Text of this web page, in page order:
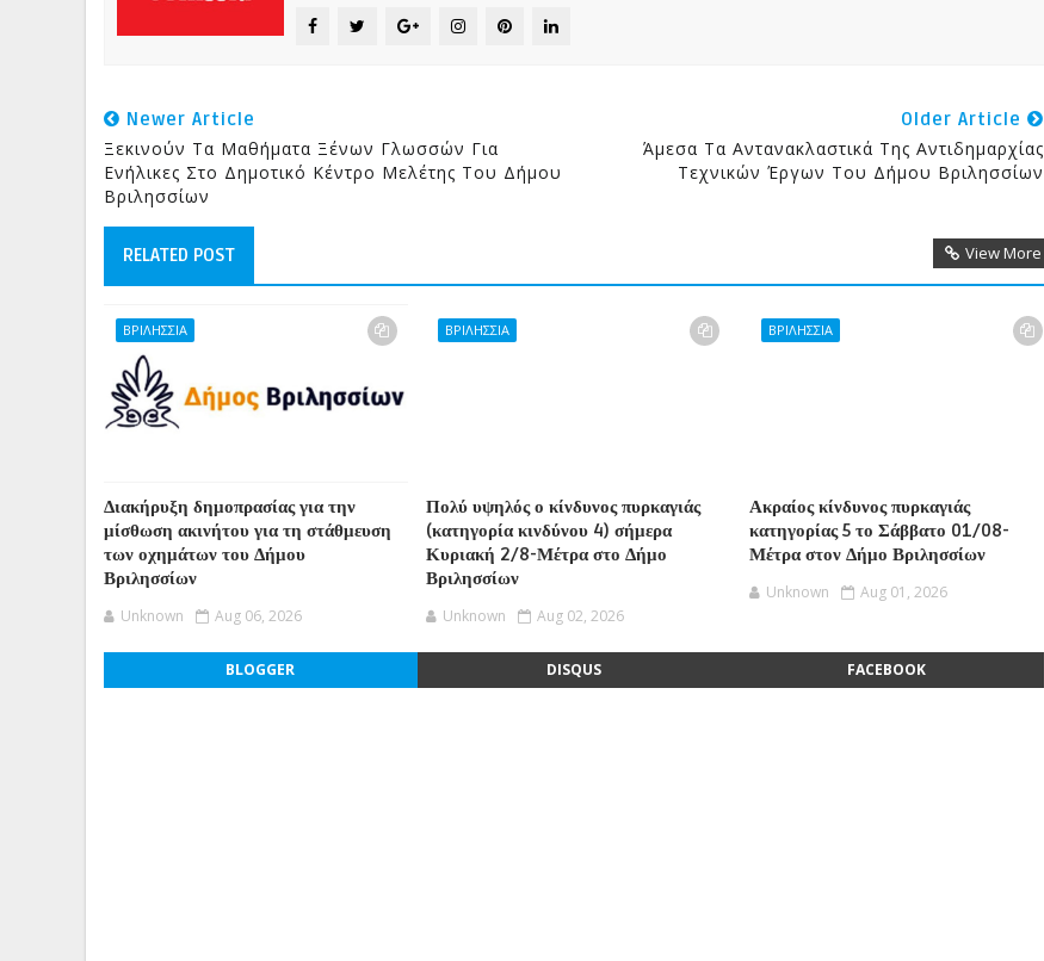
Newer Article
Ξεκινούν Τα Μαθήματα Ξένων Γλωσσών Για
Ενήλικες Στο Δημοτικό Κέντρο Μελέτης Του Δήμου
Βριλησσίων
Older Article
Άμεσα Τα Αντανακλαστικά Της Αντιδημαρχίας
Τεχνικών Έργων Του Δήμου Βριλησσίων
RELATED POST View More
ΒΡΙΛΗΣΣΙΑ
Διακήρυξη δημοπρασίας για την
μίσθωση ακινήτου για τη στάθμευση
των οχημάτων του Δήμου
Βριλησσίων
Unknown Aug 06, 2026
ΒΡΙΛΗΣΣΙΑ
Πολύ υψηλός ο κίνδυνος πυρκαγιάς
(κατηγορία κινδύνου 4) σήμερα
Κυριακή 2/8-Μέτρα στο Δήμο
Βριλησσίων
Unknown Aug 02, 2026
ΒΡΙΛΗΣΣΙΑ
Ακραίος κίνδυνος πυρκαγιάς
κατηγορίας 5 το Σάββατο 01/08-
Μέτρα στον Δήμο Βριλησσίων
Unknown Aug 01, 2026
BLOGGER DISQUS FACEBOOK